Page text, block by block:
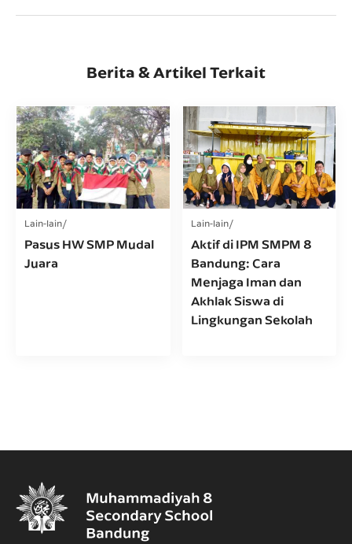
Berita & Artikel Terkait
Lain-lain
Pasus HW SMP Mudal
Juara
Lain-lain
Aktif di IPM SMPM 8
Bandung: Cara
Menjaga Iman dan
Akhlak Siswa di
Lingkungan Sekolah